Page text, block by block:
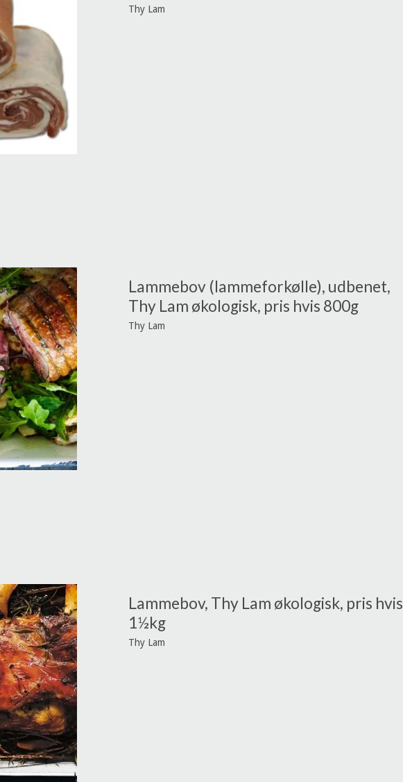
Thy Lam
Lammebov (lammeforkølle), udbenet,
Thy Lam økologisk, pris hvis 800g
Thy Lam
Lammebov, Thy Lam økologisk, pris hvis
1½kg
Thy Lam